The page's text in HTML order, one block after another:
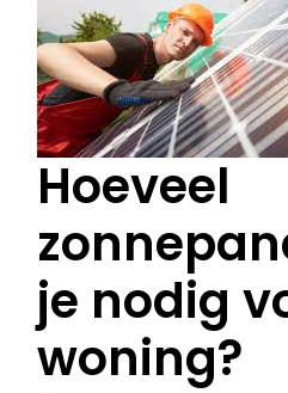
Hoeveel
je nodig
woning?